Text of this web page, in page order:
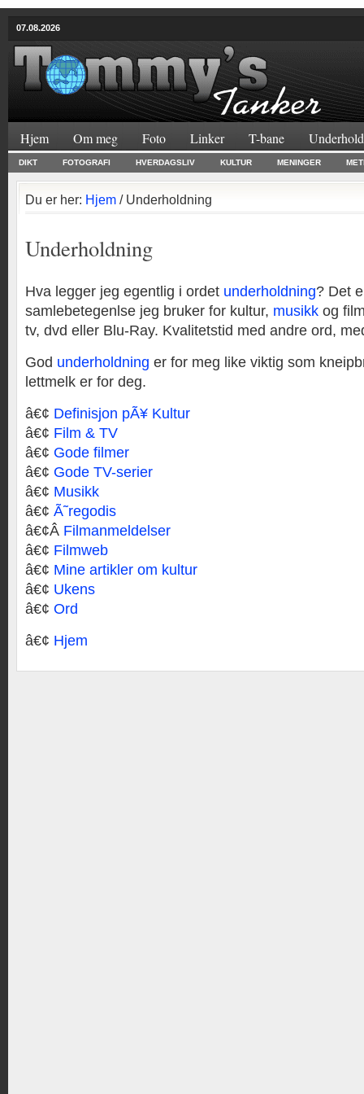
07.08.2026
Hjem Om meg Foto Linker T-bane
DIKT FOTOGRAFI HVERDAGSLIV KULTUR MENINGER
Du er her: Hjem / Underholdning
Underholdning
Hva legger jeg egentlig i ordet underholdning? Det
samlebetegenlse jeg bruker for kultur, musikk og
tv, dvd eller Blu-Ray. Kvalitetstid med andre ord,
God underholdning er for meg like viktig som
lettmelk er for deg.
â€¢ Definisjon pÃ¥ Kultur
â€¢ Film & TV
â€¢ Gode filmer
â€¢ Gode TV-serier
â€¢ Musikk
â€¢ Ã˜regodis
â€¢Â Filmanmeldelser
â€¢ Filmweb
â€¢ Mine artikler om kultur
â€¢ Ukens
â€¢ Ord
â€¢ Hjem